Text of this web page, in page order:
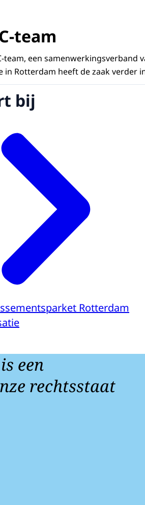
team
team, een samenwerkingsverband
in Rotterdam heeft de zaak verder
bij
Rotterdam
een
rechtsstaat